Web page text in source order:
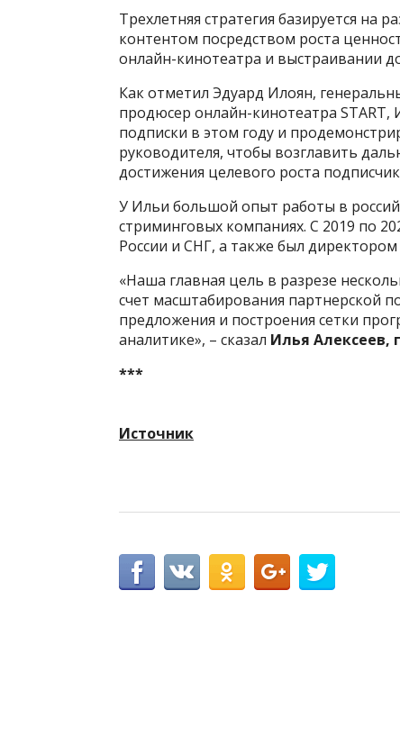
Трехлетняя стратегия базируется на
контентом посредством роста
онлайн-кинотеатра и выстраивании
Как отметил Эдуард Илоян,
продюсер онлайн-кинотеатра START,
подписки в этом году и
руководителя, чтобы возглавить
достижения целевого роста
У Ильи большой опыт работы в
стриминговых компаниях. С 2019 по
России и СНГ, а также был
«Наша главная цель в разрезе
счет масштабирования партнерской
предложения и построения сетки
аналитике», – сказал Илья Алексеев,
***
Источник